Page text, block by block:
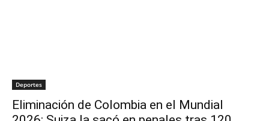
Deportes
Eliminación de Colombia en el Mundial